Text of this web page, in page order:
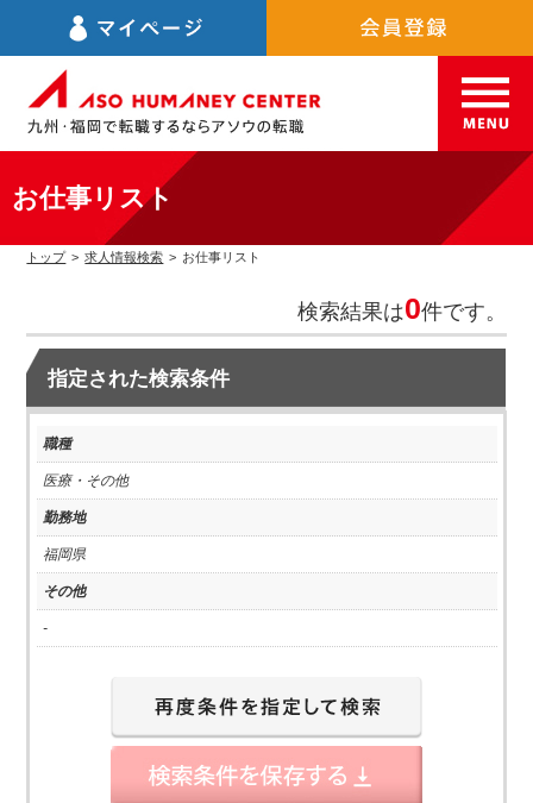
お仕事リスト
トップ > 求人情報検索 > お仕事リスト
検索結果は0件です。
指定された検索条件
職種
医療・その他
勤務地
福岡県
その他
-